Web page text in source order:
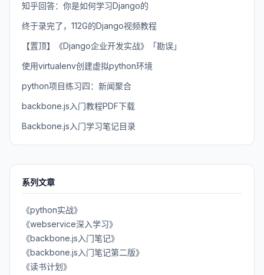
知乎回答：你是如何学习Django的
终于录完了，112G的Django视频教程
【置顶】《Django企业开发实战》「勘误」
使用virtualenv创建虚拟python环境
python项目练习四：新闻聚合
backbone.js入门教程PDF下载
Backbone.js入门学习笔记目录
系列文章
《python实战》
《webservice深入学习》
《backbone.js入门笔记》
《backbone.js入门笔记第二版》
《读书计划》